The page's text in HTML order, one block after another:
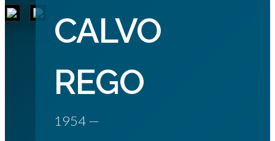
CALVO
REGO
1954 —